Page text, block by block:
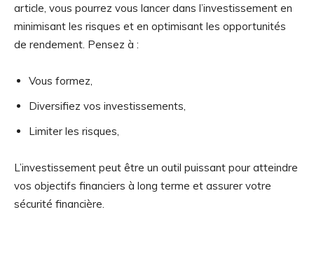
article, vous pourrez vous lancer dans l’investissement en
minimisant les risques et en optimisant les opportunités
de rendement. Pensez à :
Vous formez,
Diversifiez vos investissements,
Limiter les risques,
L’investissement peut être un outil puissant pour atteindre
vos objectifs financiers à long terme et assurer votre
sécurité financière.